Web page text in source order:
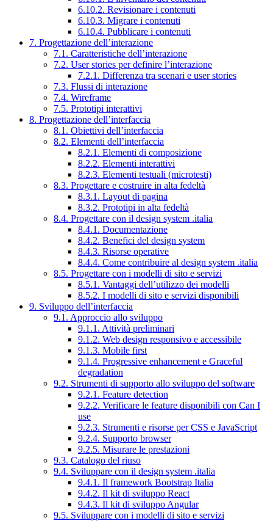
6.10.2. Revisionare i contenuti
6.10.3. Migrare i contenuti
6.10.4. Pubblicare i contenuti
7. Progettazione dell’interazione
7.1. Caratteristiche dell’interazione
7.2. User stories per definire l’interazione
7.2.1. Differenza tra scenari e user stories
7.3. Flussi di interazione
7.4. Wireframe
7.5. Prototipi interattivi
8. Progettazione dell’interfaccia
8.1. Obiettivi dell’interfaccia
8.2. Elementi dell’interfaccia
8.2.1. Elementi di composizione
8.2.2. Elementi interattivi
8.2.3. Elementi testuali (microtesti)
8.3. Progettare e costruire in alta fedeltà
8.3.1. Layout di pagina
8.3.2. Prototipi in alta fedeltà
8.4. Progettare con il design system .italia
8.4.1. Documentazione
8.4.2. Benefici del design system
8.4.3. Risorse operative
8.4.4. Come contribuire al design system .italia
8.5. Progettare con i modelli di sito e servizi
8.5.1. Vantaggi dell’utilizzo dei modelli
8.5.2. I modelli di sito e servizi disponibili
9. Sviluppo dell’interfaccia
9.1. Approccio allo sviluppo
9.1.1. Attività preliminari
9.1.2. Web design responsivo e accessibile
9.1.3. Mobile first
9.1.4. Progressive enhancement e Graceful
degradation
9.2. Strumenti di supporto allo sviluppo del software
9.2.1. Feature detection
9.2.2. Verificare le feature disponibili con Can I
use
9.2.3. Strumenti e risorse per CSS e JavaScript
9.2.4. Supporto browser
9.2.5. Misurare le prestazioni
9.3. Catalogo del riuso
9.4. Sviluppare con il design system .italia
9.4.1. Il framework Bootstrap Italia
9.4.2. Il kit di sviluppo React
9.4.3. Il kit di sviluppo Angular
9.5. Sviluppare con i modelli di sito e servizi